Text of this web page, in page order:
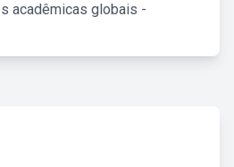
acadêmicas globais -